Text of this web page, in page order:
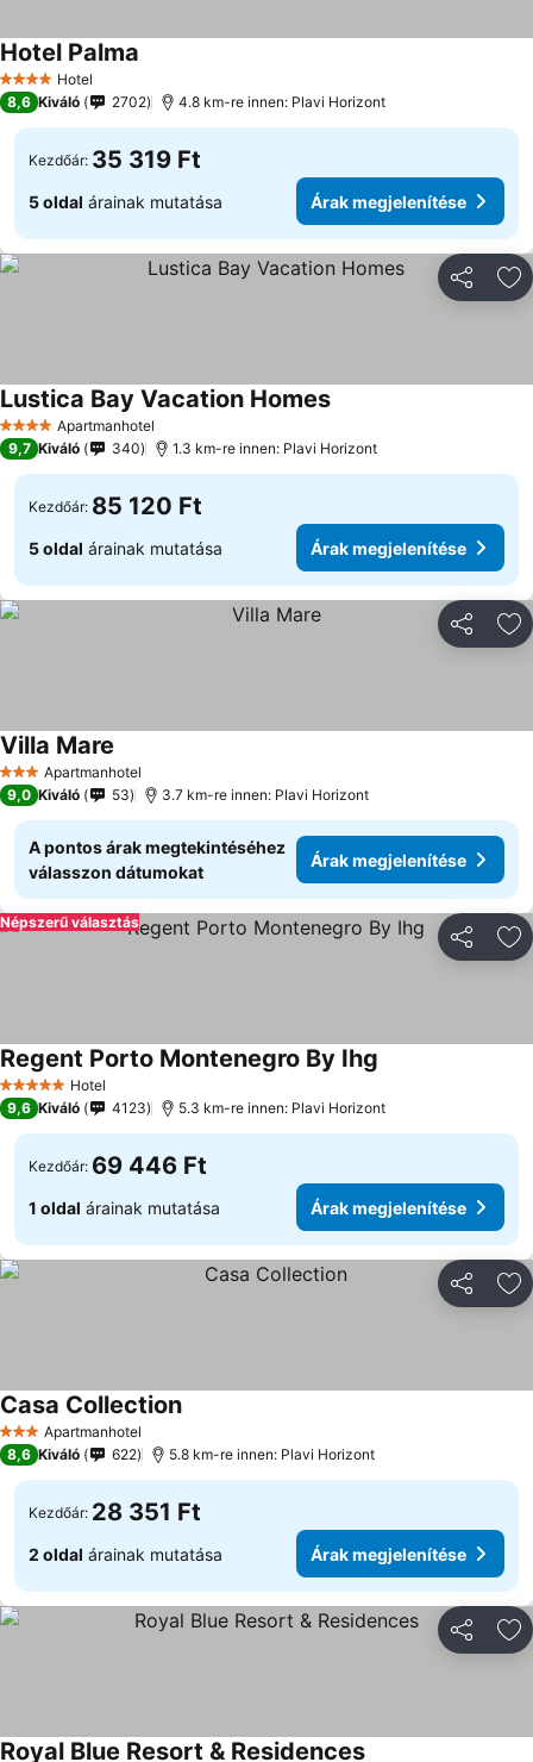
4 KategóriaHotel
Hotel Palma
8,6 Kiváló 2702 4.8 km-re innen: Plavi Horizont
Kezdőár: 35 319 Ft
5 oldal árainak mutatása Árak megjelenítése
4 KategóriaApartmanhotel
Lustica Bay Vacation HomesÁrak megjelenítése
9,7 Kiváló 340 1.3 km-re innen: Plavi Horizont
Kezdőár: 85 120 Ft
5 oldal árainak mutatása Árak megjelenítése
3 KategóriaApartmanhotel
Villa Mare
9,0 Kiváló 53 3.7 km-re innen: Plavi Horizont
A pontos árak megtekintéséhez
válasszon dátumokat
Árak megjelenítése
Népszerű választás
5 KategóriaHotel
Regent Porto Montenegro By Ihg
9,6 Kiváló 4123 5.3 km-re innen: Plavi Horizont
Kezdőár: 69 446 Ft
1 oldal árainak mutatása Árak megjelenítése
3 KategóriaApartmanhotel
Casa CollectionÁrak megjelenítése
8,6 Kiváló 622 5.8 km-re innen: Plavi Horizont
Kezdőár: 28 351 Ft
2 oldal árainak mutatása Árak megjelenítése
Royal Blue Resort & Residences